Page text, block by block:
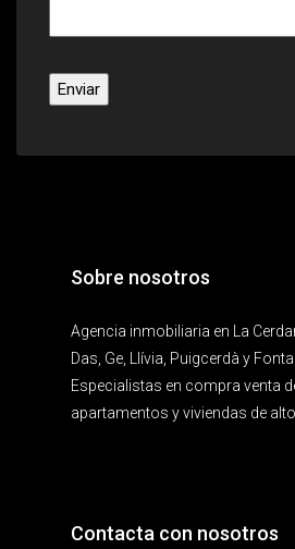
Sobre nosotros
Agencia inmobiliaria en La
Das, Ge, Llívia, Puigcerdà y
Especialistas en compra venta
apartamentos y viviendas de
Contacta con nosotros